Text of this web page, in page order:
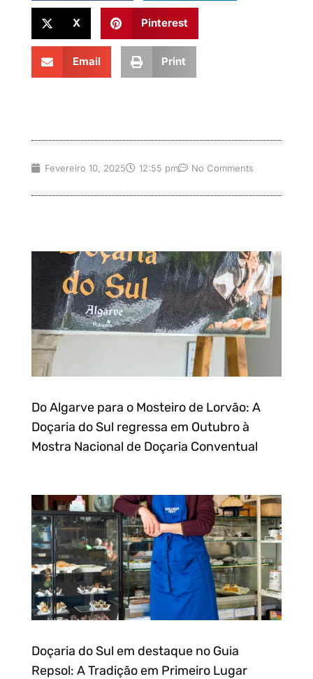
X Pinterest
Email Print
Fevereiro 10, 2025 12:55 pm No Comments
Do Algarve para o Mosteiro de Lorvão: A
Doçaria do Sul regressa em Outubro à
Mostra Nacional de Doçaria Conventual
Doçaria do Sul em destaque no Guia
Repsol: A Tradição em Primeiro Lugar